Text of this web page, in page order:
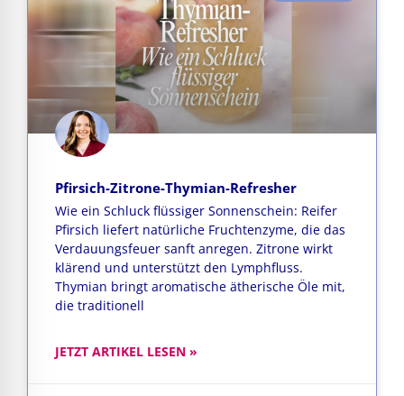
Pfirsich-Zitrone-Thymian-Refresher
Wie ein Schluck flüssiger Sonnenschein: Reifer
Pfirsich liefert natürliche Fruchtenzyme, die das
Verdauungsfeuer sanft anregen. Zitrone wirkt
klärend und unterstützt den Lymphfluss.
Thymian bringt aromatische ätherische Öle mit,
die traditionell
JETZT ARTIKEL LESEN »